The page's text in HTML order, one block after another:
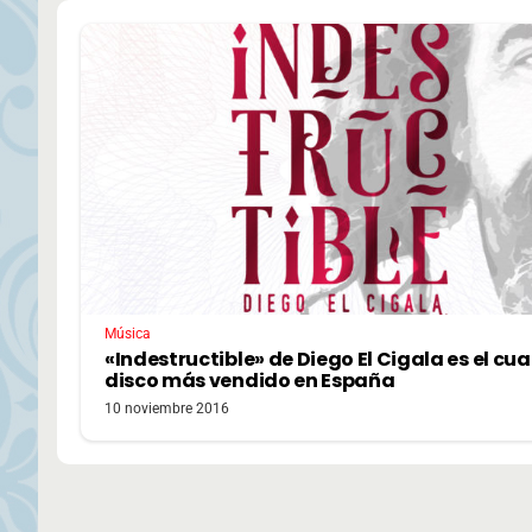
Música
«Indestructible» de Diego El Cigala es el
disco más vendido en España
10 noviembre 2016